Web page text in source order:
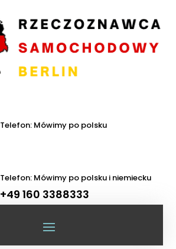
Telefon: Mówimy po polsku
Telefon: Mówimy po polsku i niemiecku
+49 160 3388333